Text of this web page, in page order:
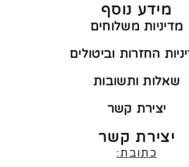
מידע נוסף
מדיניות משלוחים
החזרות וביטולים
שאלות ותשובות
יצירת קשר
יצירת קשר
כתובת: